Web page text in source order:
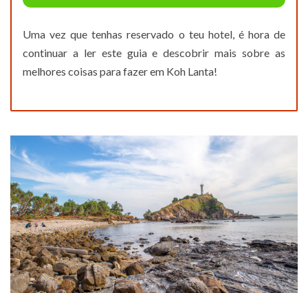
Uma vez que tenhas reservado o teu hotel, é hora de
continuar a ler este guia e descobrir mais sobre as
melhores coisas para fazer em Koh Lanta!